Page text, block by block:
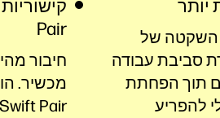
יותר
השקטה של
סביבת עבודה
תוך הפחתת
להפריע
Pair
חיבור